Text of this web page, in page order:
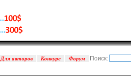
Поиск:
Для авторов Конкурс Форум